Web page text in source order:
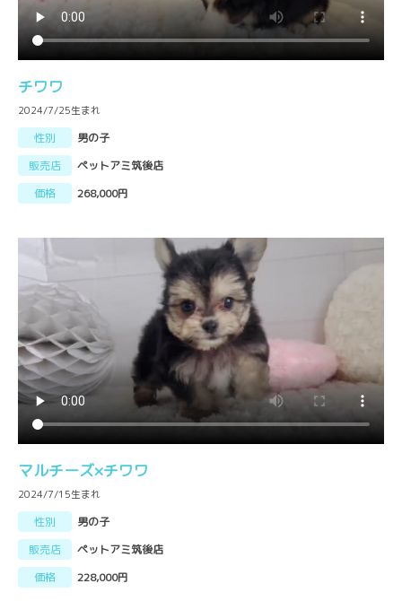
チワワ
2024/7/25生まれ
性別
男の子
販売店
ペットアミ筑後店
価格
268,000円
マルチーズ×チワワ
2024/7/15生まれ
性別
男の子
販売店
ペットアミ筑後店
価格
228,000円